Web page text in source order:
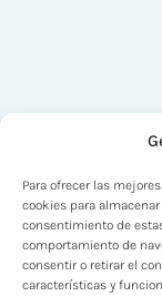
Para ofrecer las
cookies para
consentimiento de
comportamiento de
consentir o retirar el
características y